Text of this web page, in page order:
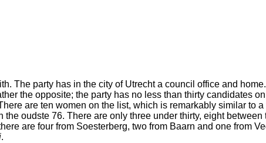
The party has in the city of Utrecht a council office and
the opposite; the party has no less than thirty candidates
are ten women on the list, which is remarkably similar to
oudste 76. There are only three under thirty, eight
are four from Soesterberg, two from Baarn and one from
.